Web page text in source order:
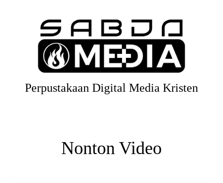
Perpustakaan Digital Media Kristen
Nonton Video